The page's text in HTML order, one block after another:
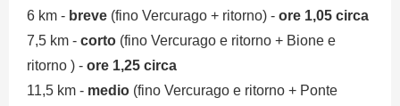
6 km - breve (fino Vercurago + ritorno) - ore 1,05 circa
7,5 km - corto (fino Vercurago e ritorno + Bione e
ritorno ) - ore 1,25 circa
11,5 km - medio (fino Vercurago e ritorno + Ponte